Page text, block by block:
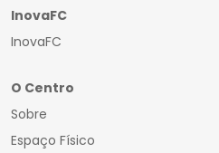
InovaFC
InovaFC
O Centro
Sobre
Espaço Físico